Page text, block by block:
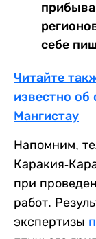
себе
Читайте
известно об
Мангистау
Напомним,
Каракия-
при
работ.
экспертизы